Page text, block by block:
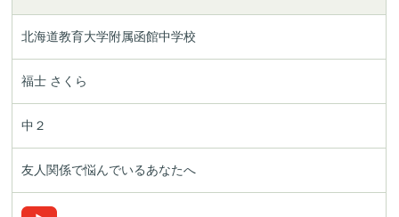
北海道教育大学附属函館中学校
福士 さくら
中２
友人関係で悩んでいるあなたへ